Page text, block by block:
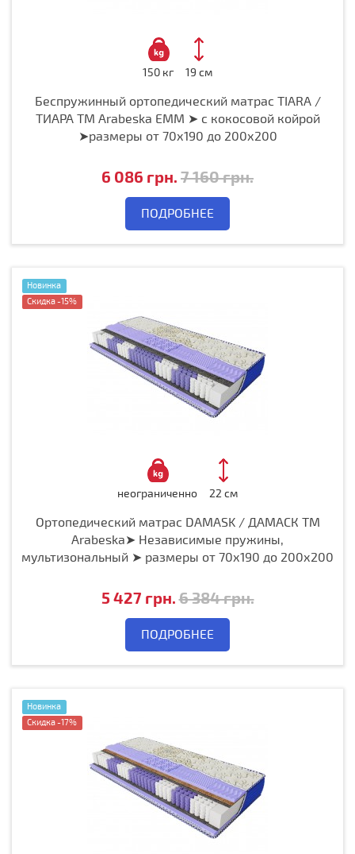
150 кг 19 см
Беспружинный ортопедический матрас TIARA /
ТИАРА ТМ Arabeska EMM ➤ с кокосовой койрой
➤размеры от 70х190 до 200х200
6 086 грн. 7 160 грн.
ПОДРОБНЕЕ
Новинка
Скидка -15%
неограниченно 22 см
Ортопедический матрас DAMASK / ДАМАСК ТМ
Arabeska➤ Независимые пружины,
мультизональный ➤ размеры от 70х190 до 200х200
5 427 грн.6 384 грн.
ПОДРОБНЕЕ
Новинка
Скидка -17%